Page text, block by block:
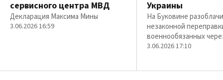
сервисного центра МВД
Декларация Максима Мины
3.06.2026 16:59
Украины
На Буковине
незаконной
военнообязанных
3.06.2026 17:10